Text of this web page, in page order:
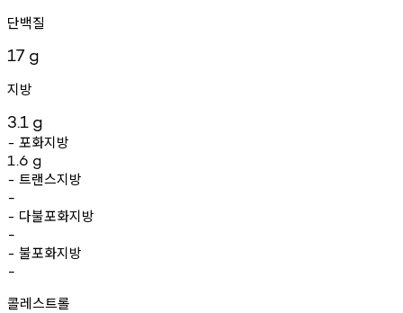
단백질
17 g
지방
3.1 g
- 포화지방
1.6 g
- 트랜스지방
-
- 다불포화지방
-
- 불포화지방
-
콜레스트롤